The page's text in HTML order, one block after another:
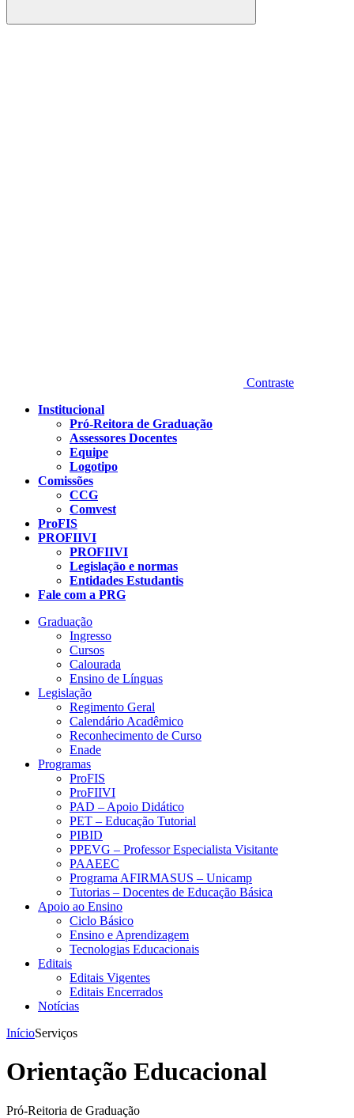
Buscar
Contraste
Institucional
Pró-Reitora de Graduação
Assessores Docentes
Equipe
Logotipo
Comissões
CCG
Comvest
ProFIS
PROFIIVI
PROFIIVI
Legislação e normas
Entidades Estudantis
Fale com a PRG
Graduação
Ingresso
Cursos
Calourada
Ensino de Línguas
Legislação
Regimento Geral
Calendário Acadêmico
Reconhecimento de Curso
Enade
Programas
ProFIS
ProFIIVI
PAD – Apoio Didático
PET – Educação Tutorial
PIBID
PPEVG – Professor Especialista Visitante
PAAEEC
Programa AFIRMASUS – Unicamp
Tutorias – Docentes de Educação Básica
Apoio ao Ensino
Ciclo Básico
Ensino e Aprendizagem
Tecnologias Educacionais
Editais
Editais Vigentes
Editais Encerrados
Notícias
InícioServiços
Orientação Educacional
Pró-Reitoria de Graduação